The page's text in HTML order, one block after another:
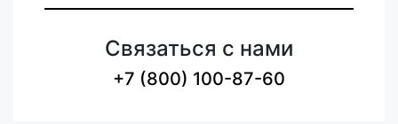
Связаться с нами
+7 (800) 100-87-60